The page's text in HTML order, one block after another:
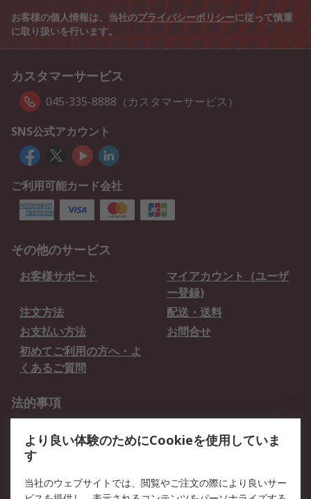
お客様の個人情報は、当社のプライバシーポリシーに従って慎重
に取り扱いを行います。
カスタマーサービス
045-335-8888（カスタマーサービス）
SNS公式アカウント
ご利用可能カード会社
その他のサービス
お客様サポート
マイアカウント（ユーザ
ー登録)
注文方法
配送・送料
お支払い方法
お問合せ
初めてご利用の方へ・よ
くあるご質問
法的事項
クッキーポリシー
RSについて
より良い体験のためにCookieを使用していま
す
当社のウェブサイトでは、閲覧やご注文の際により良いサー